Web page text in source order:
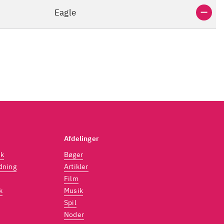
Eagle
Afdelinger
Bøger
Artikler
Film
Musik
Spil
Noder